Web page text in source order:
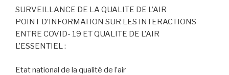
SURVEILLANCE DE LA QUALITE DE L’AIR
POINT D’INFORMATION SUR LES INTERACTIONS
ENTRE COVID- 19 ET QUALITE DE L’AIR
L’ESSENTIEL :
Etat national de la qualité de l’air